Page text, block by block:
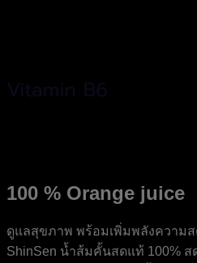
100 % Orange juice
ดูแลสุขภาพ พร้อมเพิ่มพลังความ
ShinSen น้ำส้มคั้นสดแท้ 100%